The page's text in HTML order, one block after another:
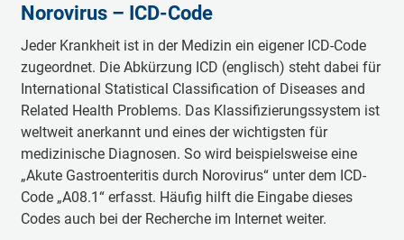
Norovirus – ICD-Code
Jeder Krankheit ist in der Medizin ein eigener ICD-Code
zugeordnet. Die Abkürzung ICD (englisch) steht dabei für
International Statistical Classification of Diseases and
Related Health Problems. Das Klassifizierungssystem ist
weltweit anerkannt und eines der wichtigsten für
medizinische Diagnosen. So wird beispielsweise eine
„Akute Gastroenteritis durch Norovirus“ unter dem ICD-
Code „A08.1“ erfasst. Häufig hilft die Eingabe dieses
Codes auch bei der Recherche im Internet weiter.